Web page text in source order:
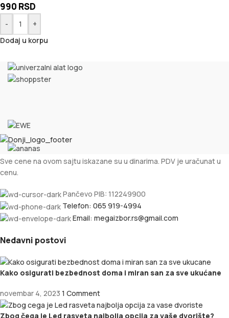
990 RSD
-
+
Dodaj u korpu
Sve cene na ovom sajtu iskazane su u dinarima. PDV je uračunat u
cenu.
Pančevo PIB: 112249900
Telefon: 065 919-4994
Email: megaizbor.rs@gmail.com
Nedavni postovi
Kako osigurati bezbednost doma i miran san za sve ukućane
novembar 4, 2023 1 Comment
Zbog čega je Led rasveta najbolja opcija za vaše dvorište?